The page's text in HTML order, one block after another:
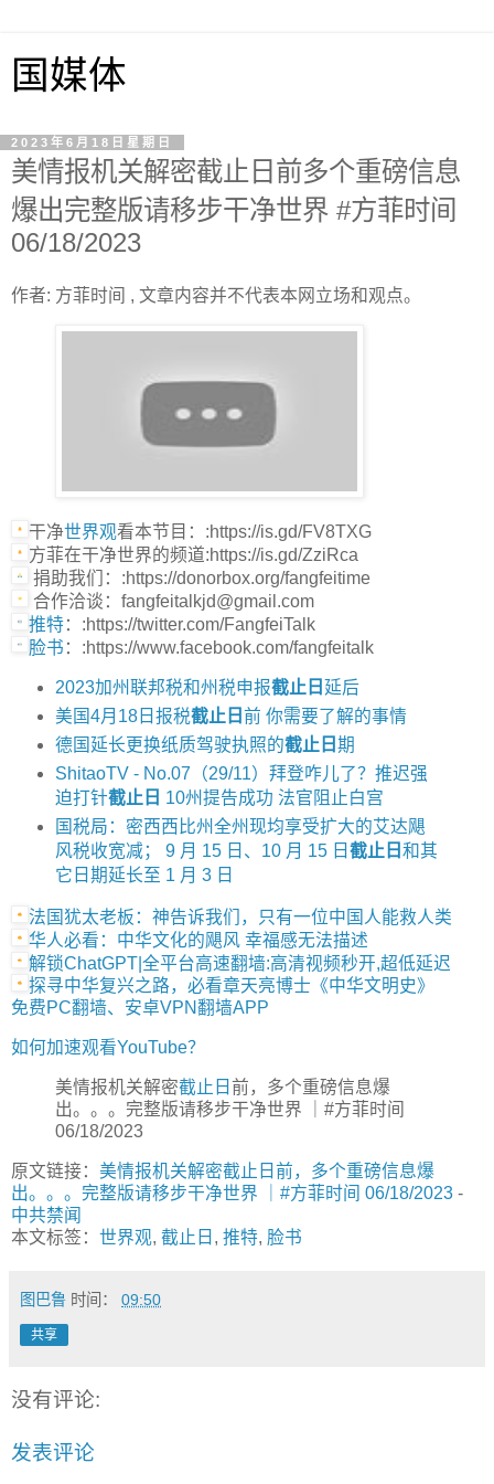
国媒体
2023年6月18日星期日
美情报机关解密截止日前多个重磅信息
爆出完整版请移步干净世界 #方菲时间
06/18/2023
作者: 方菲时间 , 文章内容并不代表本网立场和观点。
干净世界观看本节目：:https://is.gd/FV8TXG
方菲在干净世界的频道:https://is.gd/ZziRca
捐助我们：:https://donorbox.org/fangfeitime
合作洽谈：fangfeitalkjd@gmail.com
推特：:https://twitter.com/FangfeiTalk
脸书 ：:https://www.facebook.com/fangfeitalk
2023加州联邦税和州税申报截止日 延后
美国4月18日报税截止日 前 你需要了解的事情
德国延长更换纸质驾驶执照的截止日 期
ShitaoTV - No.07（29/11）拜登咋儿了？推迟强
迫打针截止日 10州提告成功 法官阻止白宫
国税局：密西西比州全州现均享受扩大的艾达飓
风税收宽减； 9 月 15 日、10 月 15 日 截止日 和其
它日期延长至 1 月 3 日
法国犹太老板：神告诉我们，只有一位中国人能救人类
华人必看：中华文化的飓风 幸福感无法描述
解锁ChatGPT|全平台高速翻墙:高清视频秒开,超低延迟
探寻中华复兴之路，必看章天亮博士《中华文明史》
免费PC翻墙、安卓VPN翻墙APP
如何加速观看YouTube？
美情报机关解密截止日 前，多个重磅信息爆
出。。。完整版请移步干净世界 ｜#方菲时间
06/18/2023
原文链接： 美情报机关解密截止日前，多个重磅信息爆
出。。。完整版请移步干净世界 ｜#方菲时间 06/18/2023 -
中共禁闻
本文标签： 世界观, 截止日 , 推特, 脸书
图巴鲁 时间： 09:50
共享
没有评论:
发表评论